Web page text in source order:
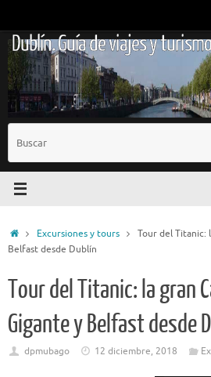
contenido
Dublín. Guía de viajes y
InicioExcursiones y tours
Tour del Titanic:
Belfast desde Dublín
Tour del Titanic: la gran
Gigante y Belfast desde
dpmubago 12 diciembre, 2018